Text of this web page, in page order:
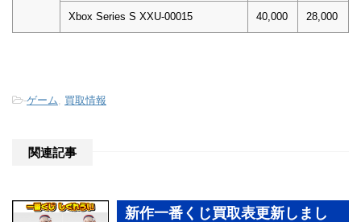
Xbox Series S XXU-00015 40,000 28,000
-ゲーム 買取情報
関連記事
新作一番くじ買取表更新しまし